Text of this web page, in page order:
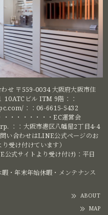
せ 〒559-0034 大阪府大阪市住
10ATCビル ITM 9階：：
：：06-6615-5432
・・・・・・・・EC運営会
：大阪市港区八幡屋2丁目4-4
い合わせはLINE公式ページのお
受け付けています）
公式サイトより受け付け)：平日
・年末年始休暇・メンテナンス
ABOUT
MAP